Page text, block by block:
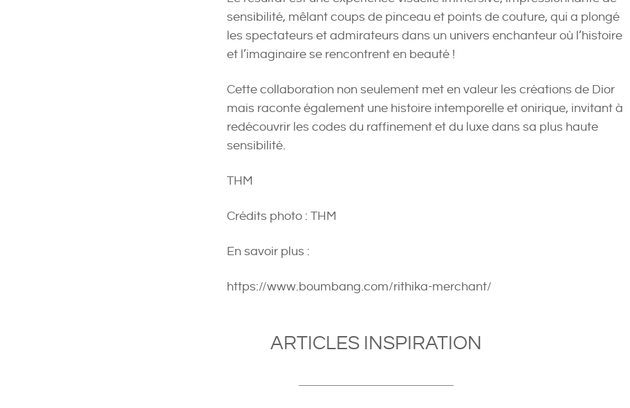
sensibilité, mêlant coups de pinceau et points de couture, qui a plongé
les spectateurs et admirateurs dans un univers enchanteur où l’histoire
et l’imaginaire se rencontrent en beauté !
Cette collaboration non seulement met en valeur les créations de Dior
mais raconte également une histoire intemporelle et onirique, invitant à
redécouvrir les codes du raffinement et du luxe dans sa plus haute
sensibilité.
THM
Crédits photo : THM
En savoir plus :
https://www.boumbang.com/rithika-merchant/
ARTICLES INSPIRATION